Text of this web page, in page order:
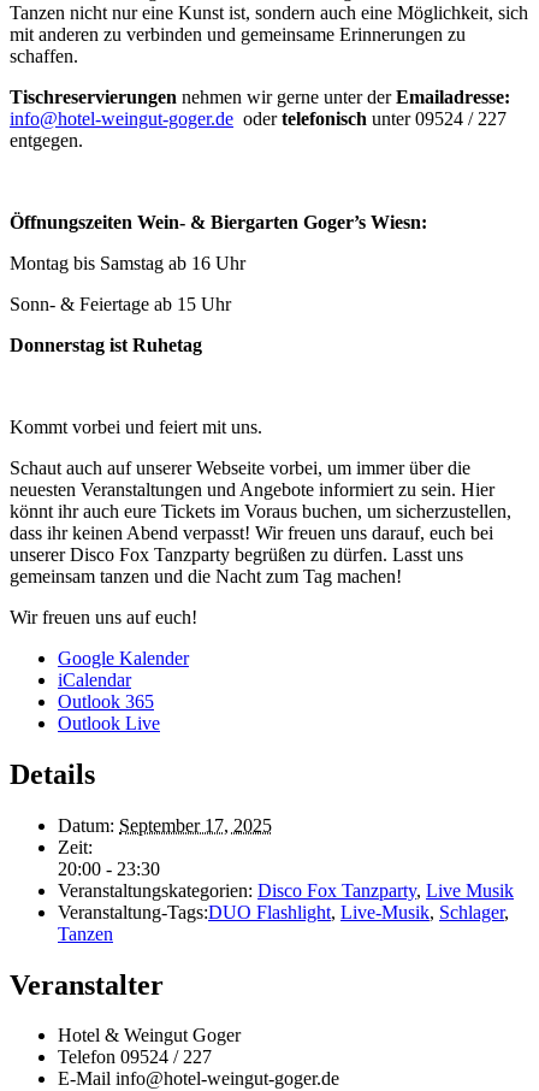
Tanzen nicht nur eine Kunst ist, sondern auch eine Möglichkeit, sich
mit anderen zu verbinden und gemeinsame Erinnerungen zu
schaffen.
Tischreservierungen nehmen wir gerne unter derEmailadresse:
info@hotel-weingut-goger.de odertelefonisch unter 09524 / 227
entgegen.
Öffnungszeiten Wein- & Biergarten Goger’s Wiesn:
Montag bis Samstag ab 16 Uhr
Sonn- & Feiertage ab 15 Uhr
Donnerstag ist Ruhetag
Kommt vorbei und feiert mit uns.
Schaut auch auf unserer Webseite vorbei, um immer über die
neuesten Veranstaltungen und Angebote informiert zu sein. Hier
könnt ihr auch eure Tickets im Voraus buchen, um sicherzustellen,
dass ihr keinen Abend verpasst! Wir freuen uns darauf, euch bei
unserer Disco Fox Tanzparty begrüßen zu dürfen. Lasst uns
gemeinsam tanzen und die Nacht zum Tag machen!
Wir freuen uns auf euch!
Google Kalender
iCalendar
Outlook 365
Outlook Live
Details
Datum: September 17, 2025
Zeit:
20:00 - 23:30
Veranstaltungskategorien: Disco Fox Tanzparty, Live Musik
Veranstaltung-Tags:DUO Flashlight, Live-Musik, Schlager,
Tanzen
Veranstalter
Hotel & Weingut Goger
Telefon 09524 / 227
E-Mail info@hotel-weingut-goger.de